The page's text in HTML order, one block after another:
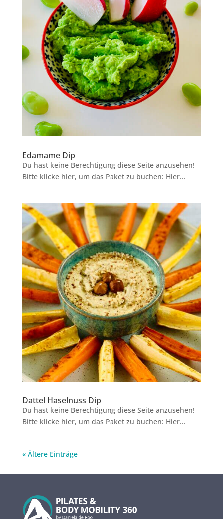
Edamame Dip
Du hast keine Berechtigung diese Seite anzusehen!
Bitte klicke hier, um das Paket zu buchen: Hier...
Dattel Haselnuss Dip
Du hast keine Berechtigung diese Seite anzusehen!
Bitte klicke hier, um das Paket zu buchen: Hier...
« Ältere Einträge